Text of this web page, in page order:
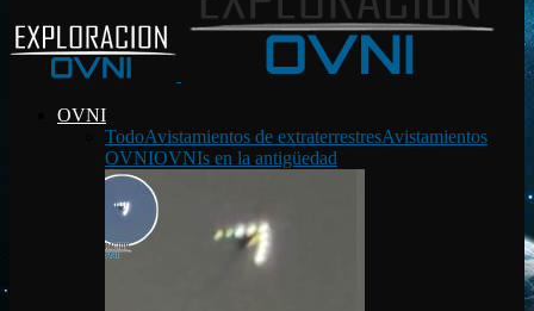
OVNI
TodoAvistamientos de extraterrestresAvistamientos
OVNIOVNIs en la antigüedad